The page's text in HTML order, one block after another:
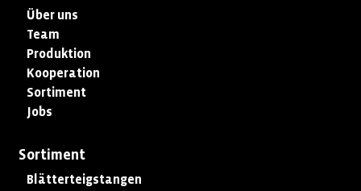
Über uns
Team
Produktion
Kooperation
Sortiment
Jobs
Sortiment
Blätterteigstangen